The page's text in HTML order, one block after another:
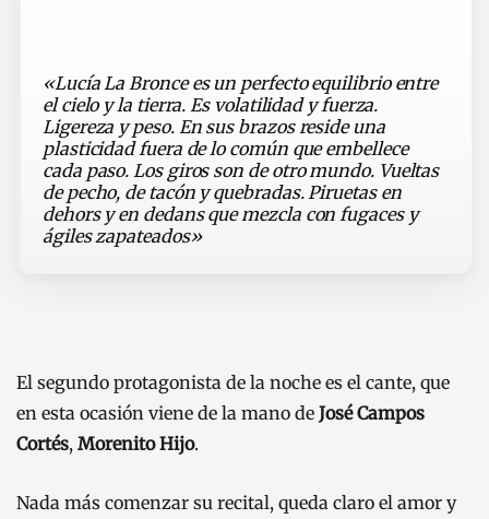
«Lucía La Bronce es un perfecto equilibrio entre
el cielo y la tierra. Es volatilidad y fuerza.
Ligereza y peso. En sus brazos reside una
plasticidad fuera de lo común que embellece
cada paso. Los giros son de otro mundo. Vueltas
de pecho, de tacón y quebradas. Piruetas en
dehors y en dedans que mezcla con fugaces y
ágiles zapateados»
El segundo protagonista de la noche es el cante, que
en esta ocasión viene de la mano de José Campos
Cortés, Morenito Hijo.
Nada más comenzar su recital, queda claro el amor y